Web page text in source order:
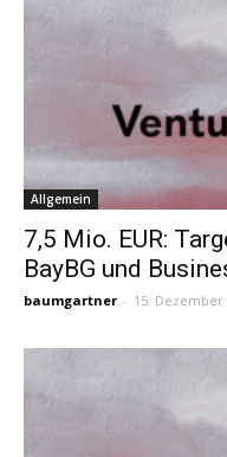
Allgemein
7,5 Mio. EUR:
BayBG und
baumgartner - 15. Dezember